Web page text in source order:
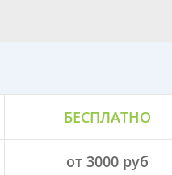
БЕСПЛАТНО
от 3000 руб